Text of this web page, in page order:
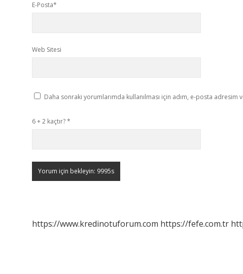
E-Posta*
Web Sitesi
Daha sonraki yorumlarımda kullanılması için adım, e-posta adresim
6 + 2 kaçtır?*
https://www.kredinotuforum.com https://fefe.com.tr